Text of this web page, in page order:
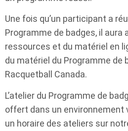
Une fois qu’un participant a
Programme de badges, il aura
ressources et du matériel en
du matériel du Programme de
Racquetball Canada.
L’atelier du Programme de
offert dans un environnement
un horaire des ateliers sur